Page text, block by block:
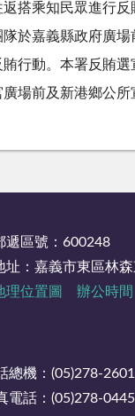
搭乘知民眾進行反
於嘉義縣政府廣場
行動。本署反賄選
場前及新港鄉公所
遞區號：600248
址：嘉義市東區林
理位置圖
辦公時間
總機：(05)278-2601
電話：(05)278-0445